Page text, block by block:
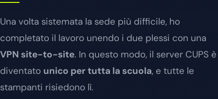
Una volta sistemata la sede più difficile, ho
completato il lavoro unendo i due plessi con una
VPN site-to-site. In questo modo, il server CUPS è
diventato unico per tutta la scuola, e tutte le
stampanti risiedono lì.